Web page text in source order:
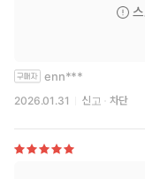
enn***
2026.01.31 신고 차단